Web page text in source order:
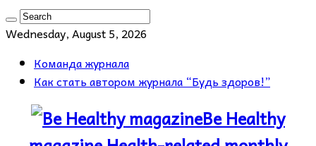
Wednesday, August 5, 2026
Команда журнала
Как стать автором журнала “Будь здоров!”
Be Healthy